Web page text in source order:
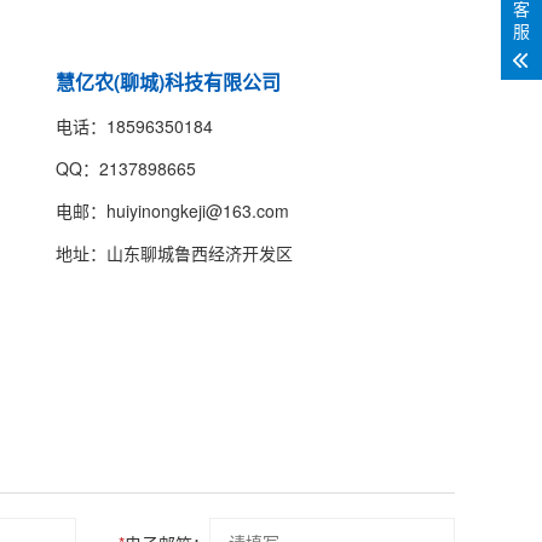
慧亿农(聊城)科技有限公司
电话：18596350184
QQ：2137898665
电邮：huiyinongkeji@163.com
地址：山东聊城鲁西经济开发区
客
服